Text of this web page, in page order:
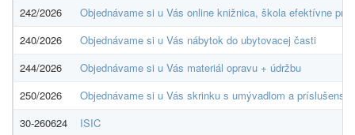
242/2026
Objednávame si u Vás online knižnica, škola efektívne
240/2026
Objednávame si u Vás nábytok do ubytovacej časti
244/2026
Objednávame si u Vás materiál opravu + údržbu
250/2026
Objednávame si u Vás skrinku s umývadlom a
30-260624
ISIC